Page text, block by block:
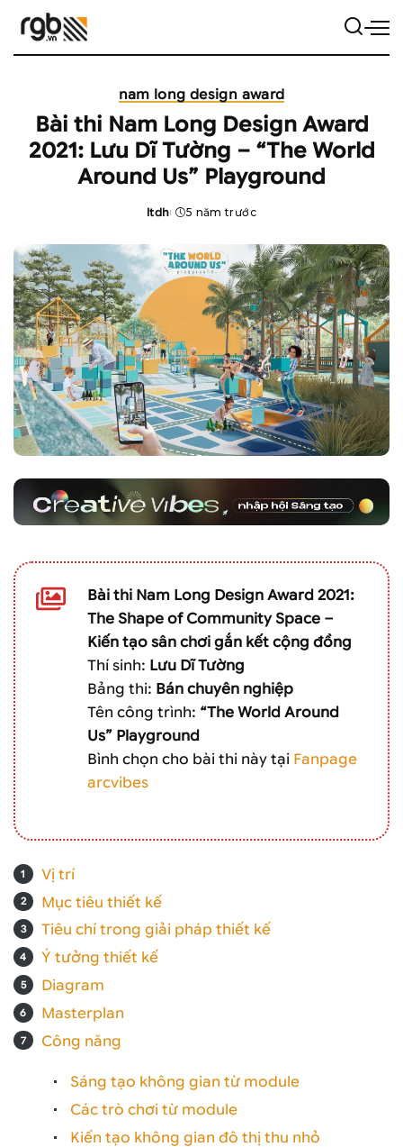
nam long design award
Bài thi Nam Long Design Award
2021: Lưu Dĩ Tường – “The World
Around Us” Playground
Posted
ltdh 5 năm trước
Bài thi Nam Long Design Award 2021:
The Shape of Community Space –
Kiến tạo sân chơi gắn kết cộng đồng
Thí sinh: Lưu Dĩ Tường
Bảng thi: Bán chuyên nghiệp
Tên công trình: “The World Around
Us” Playground
Bình chọn cho bài thi này tại Fanpage
arcvibes
Vị trí
Mục tiêu thiết kế
Tiêu chí trong giải pháp thiết kế
Ý tưởng thiết kế
Diagram
Masterplan
Công năng
Sáng tạo không gian từ module
Các trò chơi từ module
Kiến tạo không gian đô thị thu nhỏ